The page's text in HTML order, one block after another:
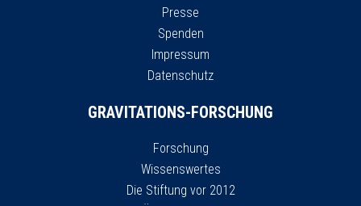
Presse
Spenden
Impressum
Datenschutz
GRAVITATIONS-FORSCHUNG
Forschung
Wissenswertes
Die Stiftung vor 2012